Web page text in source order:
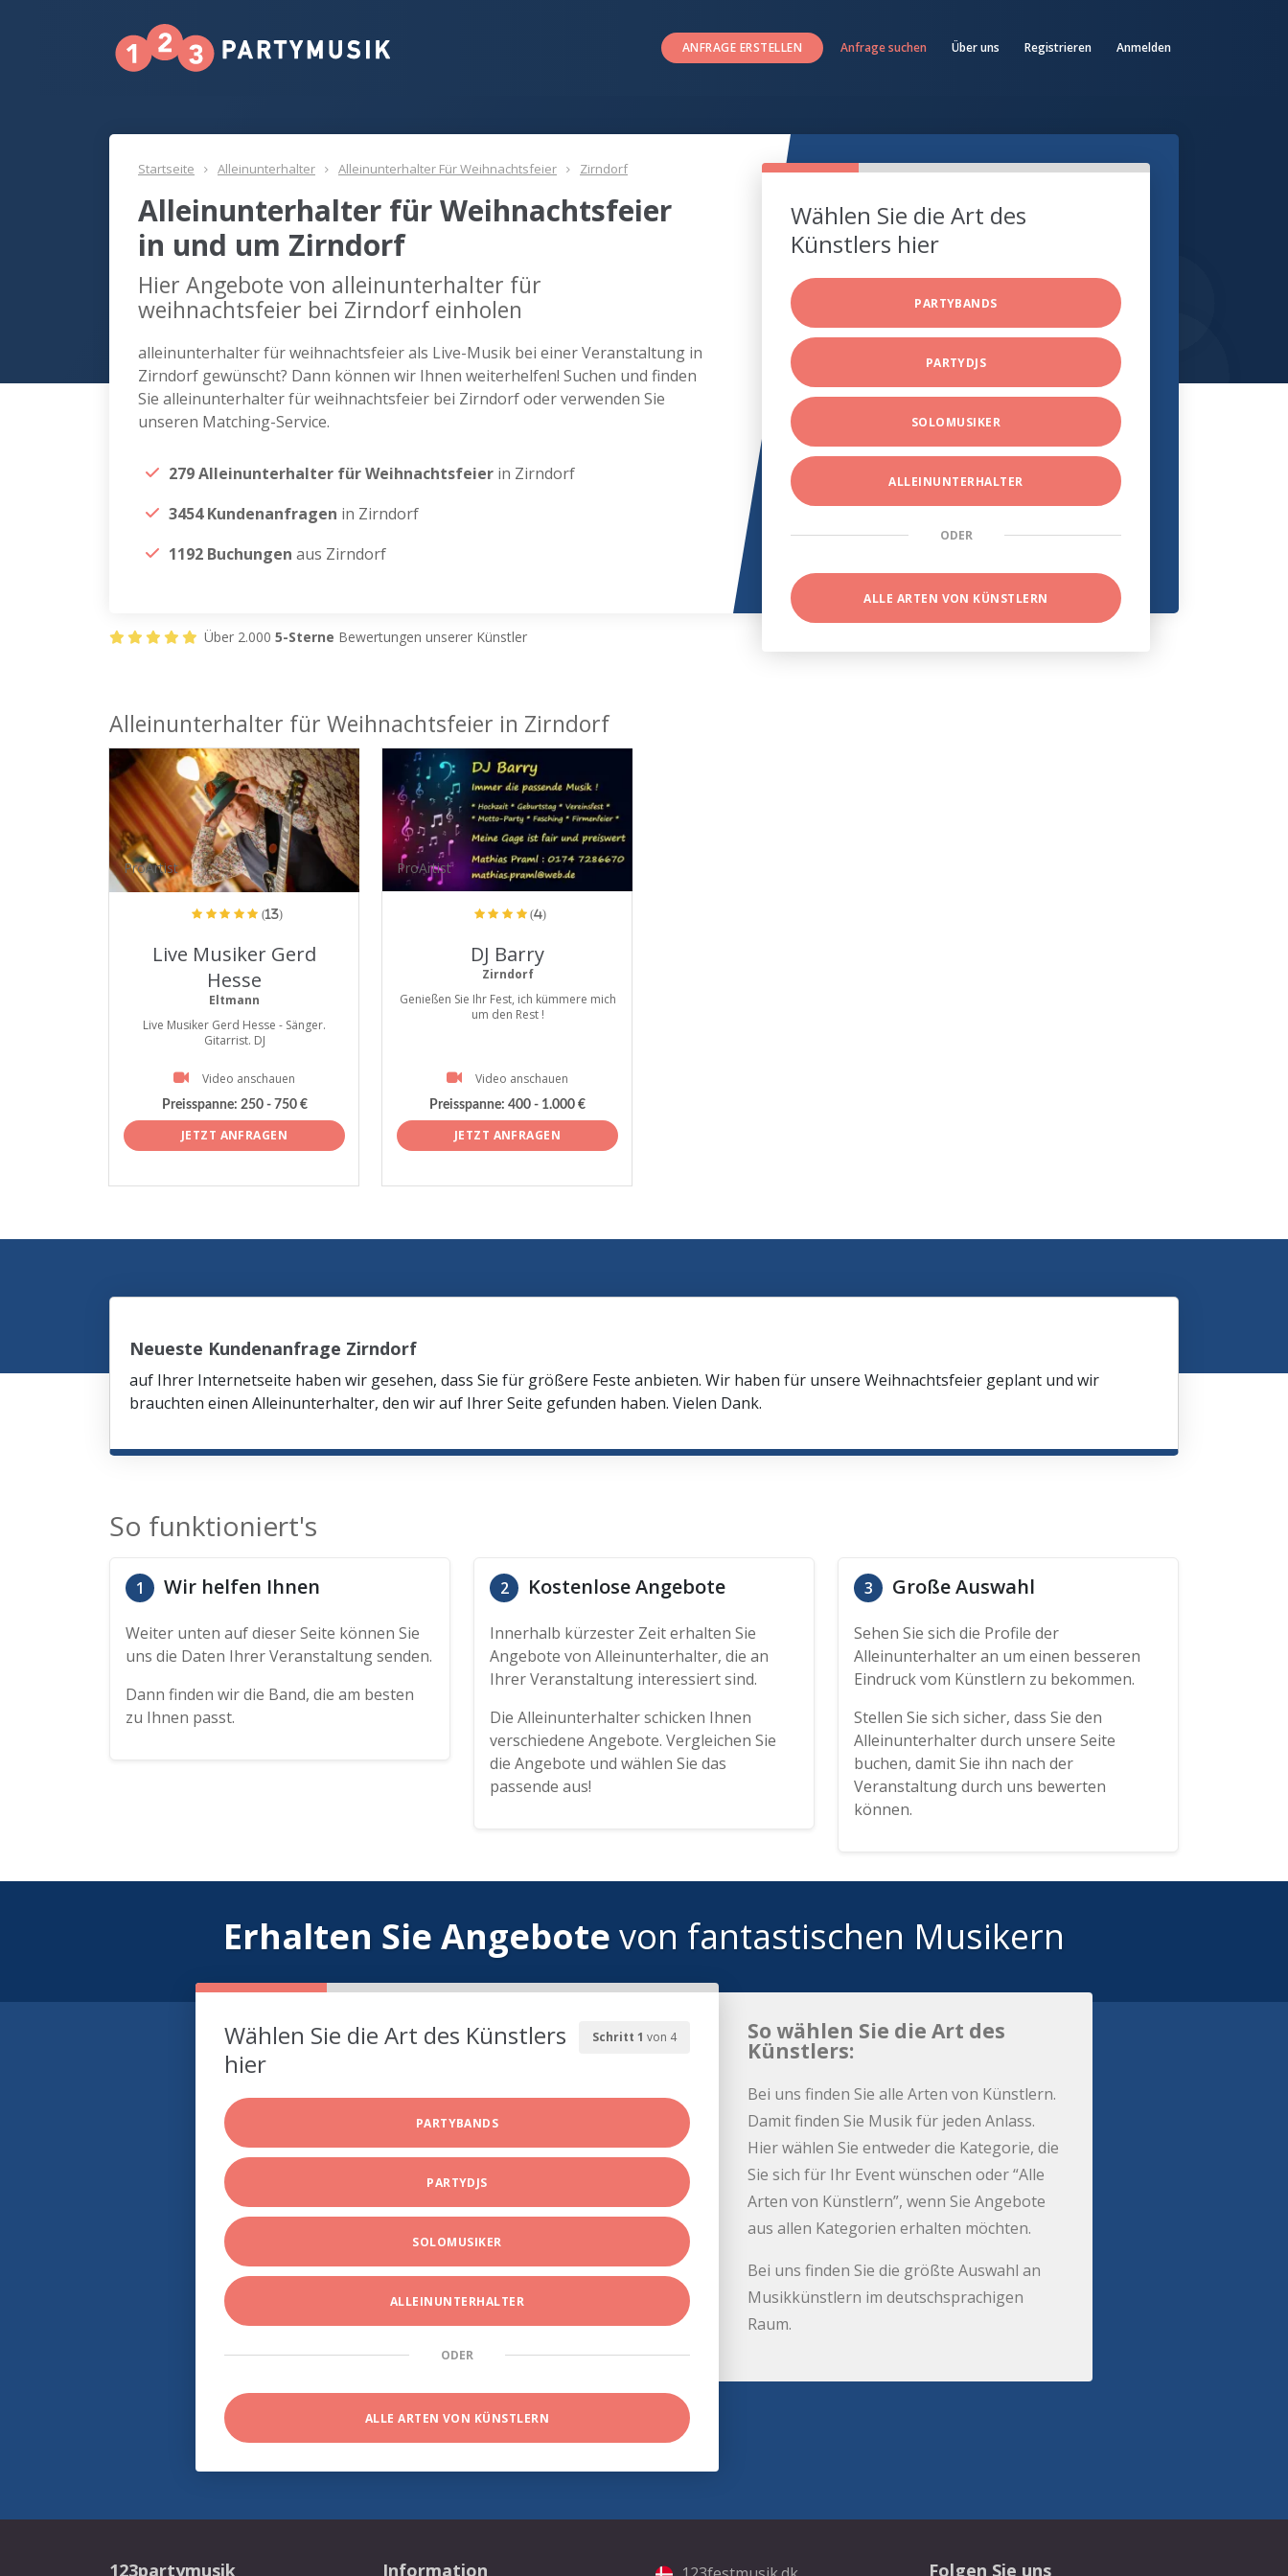
ANFRAGE ERSTELLEN Anfrage suchen Über uns Registrieren Anmelden
Startseite Alleinunterhalter Alleinunterhalter Für Weihnachtsfeier Zirndorf
Alleinunterhalter für Weihnachtsfeier
in und um Zirndorf
Hier Angebote von alleinunterhalter für
weihnachtsfeier bei Zirndorf einholen
alleinunterhalter für weihnachtsfeier als Live-Musik bei einer Veranstaltung in
Zirndorf gewünscht? Dann können wir Ihnen weiterhelfen! Suchen und finden
Sie alleinunterhalter für weihnachtsfeier bei Zirndorf oder verwenden Sie
unseren Matching-Service.
279 Alleinunterhalter für Weihnachtsfeier in Zirndorf
3454 Kundenanfragen in Zirndorf
1192 Buchungen aus Zirndorf
Wählen Sie die Art des
Künstlers hier
PARTYBANDS
PARTYDJS
SOLOMUSIKER
ALLEINUNTERHALTER
ODER
ALLE ARTEN VON KÜNSTLERN
Über 2.000 5-Sterne Bewertungen unserer Künstler
Alleinunterhalter für Weihnachtsfeier in Zirndorf
ProArtist
(13)
Live Musiker Gerd
Hesse
Eltmann
Live Musiker Gerd Hesse - Sänger.
Gitarrist. DJ
Video anschauen
Preisspanne: 250 - 750 €
JETZT ANFRAGEN
ProArtist
(4)
DJ Barry
Zirndorf
Genießen Sie Ihr Fest, ich kümmere mich
um den Rest !
Video anschauen
Preisspanne: 400 - 1.000 €
JETZT ANFRAGEN
Neueste Kundenanfrage Zirndorf
auf Ihrer Internetseite haben wir gesehen, dass Sie für größere Feste anbieten. Wir haben für unsere Weihnachtsfeier geplant und wir
brauchten einen Alleinunterhalter, den wir auf Ihrer Seite gefunden haben. Vielen Dank.
So funktioniert's
1 Wir helfen Ihnen
Weiter unten auf dieser Seite können Sie
uns die Daten Ihrer Veranstaltung senden.
Dann finden wir die Band, die am besten
zu Ihnen passt.
2 Kostenlose Angebote
Innerhalb kürzester Zeit erhalten Sie
Angebote von Alleinunterhalter, die an
Ihrer Veranstaltung interessiert sind.
Die Alleinunterhalter schicken Ihnen
verschiedene Angebote. Vergleichen Sie
die Angebote und wählen Sie das
passende aus!
3 Große Auswahl
Sehen Sie sich die Profile der
Alleinunterhalter an um einen besseren
Eindruck vom Künstlern zu bekommen.
Stellen Sie sich sicher, dass Sie den
Alleinunterhalter durch unsere Seite
buchen, damit Sie ihn nach der
Veranstaltung durch uns bewerten
können.
Erhalten Sie Angebote von fantastischen Musikern
Schritt 1 von 4
Wählen Sie die Art des Künstlers
hier
PARTYBANDS
PARTYDJS
SOLOMUSIKER
ALLEINUNTERHALTER
ODER
ALLE ARTEN VON KÜNSTLERN
So wählen Sie die Art des
Künstlers:
Bei uns finden Sie alle Arten von Künstlern.
Damit finden Sie Musik für jeden Anlass.
Hier wählen Sie entweder die Kategorie, die
Sie sich für Ihr Event wünschen oder “Alle
Arten von Künstlern”, wenn Sie Angebote
aus allen Kategorien erhalten möchten.
Bei uns finden Sie die größte Auswahl an
Musikkünstlern im deutschsprachigen
Raum.
123partymusik Information Folgen Sie uns